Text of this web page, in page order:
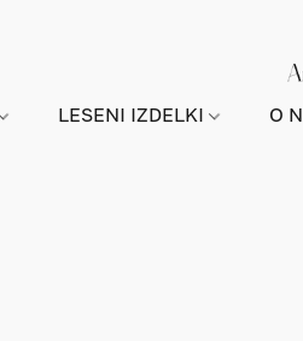
LESENI IZDELKI O